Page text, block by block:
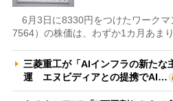
6月3日に8330円をつけたワークマ
7564）の株価は、わずか1カ月あま
三菱重工が「AIインフラの新たな
運 エヌビディアとの提携でAI…